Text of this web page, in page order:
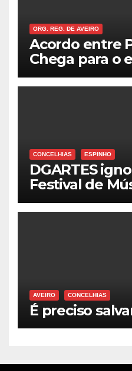
ORG. REG. DE AVEIRO
Acordo entre
Chega para o
municipal em
CONCELHIAS ESPINHO
DGARTES
Festival de
Espinho
AVEIRO CONCELHIAS
É preciso